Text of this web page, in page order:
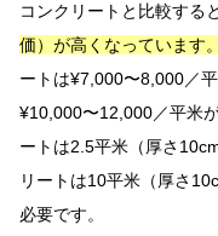
コンクリートと比較すると
価）が高くなっています。
ートは¥7,000〜8,000／
¥10,000〜12,000／平米
ートは2.5平米（厚さ
リートは10平米（厚さ
必要です。